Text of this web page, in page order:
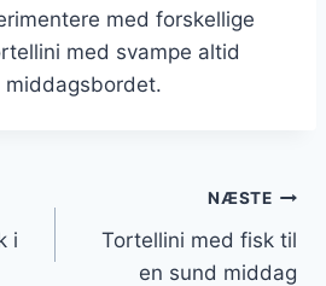
med forskellige
med svampe altid
i
NÆSTE
Tortellini med fisk til
en sund middag